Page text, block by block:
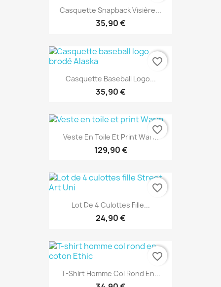
Casquette Snapback Visière...
35,90 €
Casquette Baseball Logo...
35,90 €
favorite_border
Veste En Toile Et Print Warm
129,90 €
favorite_border
Lot De 4 Culottes Fille...
24,90 €
favorite_border
T-Shirt Homme Col Rond En...
favorite_border